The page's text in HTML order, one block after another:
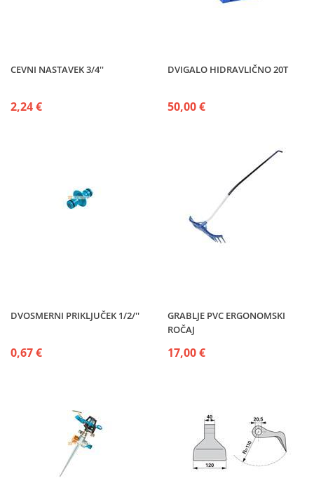
CEVNI NASTAVEK 3/4''
2,24 €
DVIGALO HIDRAVLIČNO 20T
50,00 €
DVOSMERNI PRIKLJUČEK 1/2/''
0,67 €
GRABLJE PVC ERGONOMSKI
ROČAJ
17,00 €